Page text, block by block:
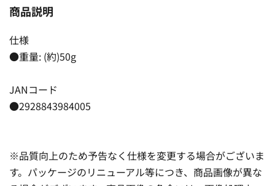
商品説明
仕様
●重量: (約)50g
JANコード
●2928843984005
※品質向上のため予告なく仕様を変更する場合がございま
す。パッケージのリニューアル等につき、商品画像が異な